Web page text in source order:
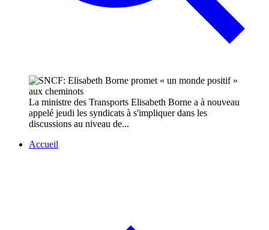
La ministre des Transports Elisabeth Borne a à nouveau
appelé jeudi les syndicats à s'impliquer dans les
discussions au niveau de...
Accueil